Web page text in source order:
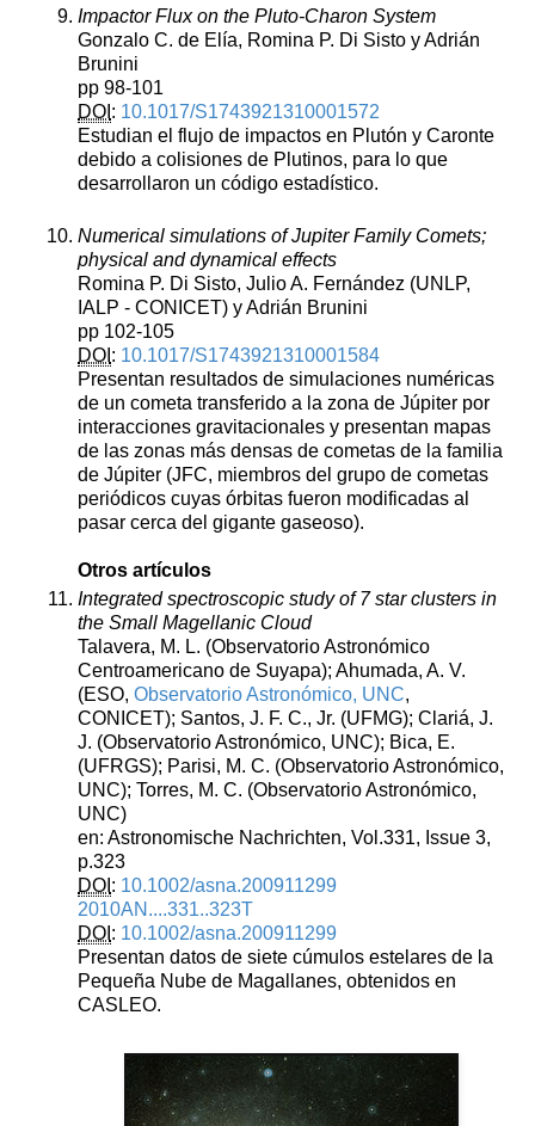
Impactor Flux on the Pluto-Charon System
Gonzalo C. de Elía, Romina P. Di Sisto y Adrián
Brunini
pp 98-101
DOI : 10.1017/S1743921310001572
Estudian el flujo de impactos en Plutón y Caronte
debido a colisiones de Plutinos, para lo que
desarrollaron un código estadístico.
Numerical simulations of Jupiter Family Comets;
physical and dynamical effects
Romina P. Di Sisto, Julio A. Fernández (UNLP,
IALP - CONICET) y Adrián Brunini
pp 102-105
DOI : 10.1017/S1743921310001584
Presentan resultados de simulaciones numéricas
de un cometa transferido a la zona de Júpiter por
interacciones gravitacionales y presentan mapas
de las zonas más densas de cometas de la familia
de Júpiter (JFC, miembros del grupo de cometas
periódicos cuyas órbitas fueron modificadas al
pasar cerca del gigante gaseoso).
Otros artículos
Integrated spectroscopic study of 7 star clusters in
the Small Magellanic Cloud
Talavera, M. L. (Observatorio Astronómico
Centroamericano de Suyapa); Ahumada, A. V.
(ESO, Observatorio Astronómico, UNC,
CONICET); Santos, J. F. C., Jr. (UFMG); Clariá, J.
J. (Observatorio Astronómico, UNC); Bica, E.
(UFRGS); Parisi, M. C. (Observatorio Astronómico,
UNC); Torres, M. C. (Observatorio Astronómico,
UNC)
en: Astronomische Nachrichten, Vol.331, Issue 3,
p.323
DOI : 10.1002/asna.200911299
2010AN....331..323T
DOI : 10.1002/asna.200911299
Presentan datos de siete cúmulos estelares de la
Pequeña Nube de Magallanes, obtenidos en
CASLEO.